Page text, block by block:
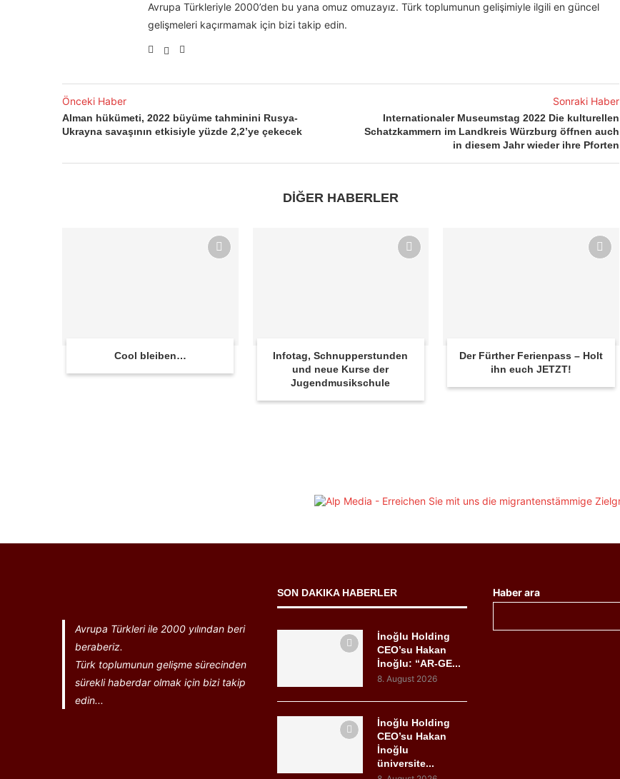
Avrupa Türkleriyle 2000’den bu yana omuz omuzayız. Türk toplumunun gelişimiyle ilgili en güncel
gelişmeleri kaçırmamak için bizi takip edin.
Önceki Haber
Alman hükümeti, 2022 büyüme tahminini Rusya-
Ukrayna savaşının etkisiyle yüzde 2,2’ye çekecek
Sonraki Haber
Internationaler Museumstag 2022 Die kulturellen
Schatzkammern im Landkreis Würzburg öffnen auch
in diesem Jahr wieder ihre Pforten
DİĞER HABERLER
Cool bleiben…
Infotag, Schnupperstunden
und neue Kurse der
Jugendmusikschule
Der Fürther Ferienpass – Holt
ihn euch JETZT!
Avrupa Türkleri ile 2000 yılından beri
beraberiz.
Türk toplumunun gelişme sürecinden
sürekli haberdar olmak için bizi takip
edin...
SON DAKIKA HABERLER
İnoğlu Holding
CEO’su Hakan
İnoğlu: “AR-GE...
8. August 2026
İnoğlu Holding
CEO’su Hakan
İnoğlu
üniversite...
Haber ara